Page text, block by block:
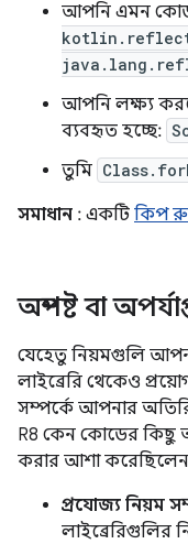
আপনি এমন কোড
আপনি লক্ষ্য
ব্যবহৃত হচ্ছে:
তুমি
সমাধান : একটি কিপ
অস্পষ্ট বা
যেহেতু নিয়মগুলি
লাইব্রেরি থেকেও
সম্পর্কে আপনার
R8 কেন কোডের কিছু
করার আশা করেছিলেন
প্রযোজ্য নিয়ম